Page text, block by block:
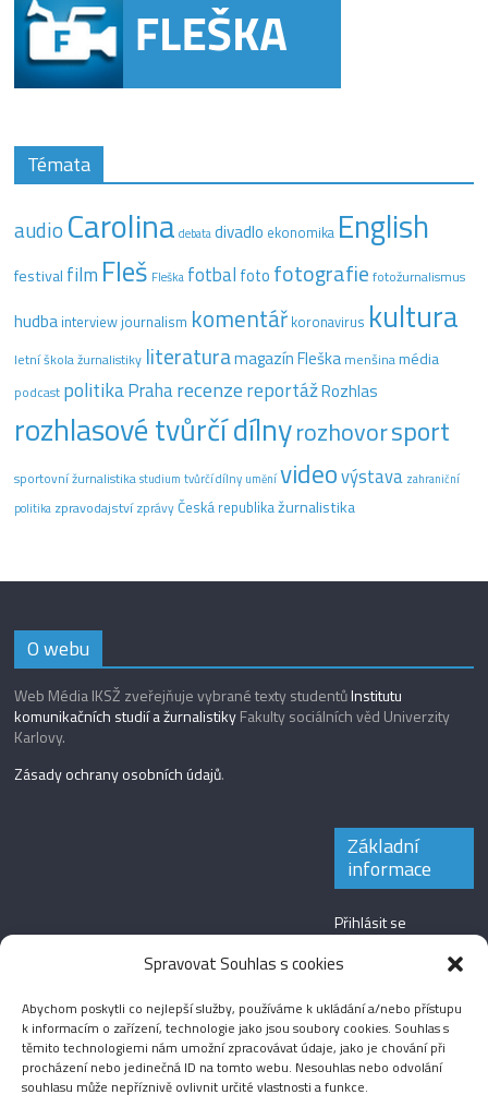
Spravovat Souhlas s cookies
Abychom poskytli co nejlepší služby, používáme k ukládání a/nebo přístupu
k informacím o zařízení, technologie jako jsou soubory cookies. Souhlas s
těmito technologiemi nám umožní zpracovávat údaje, jako je chování při
procházení nebo jedinečná ID na tomto webu. Nesouhlas nebo odvolání
souhlasu může nepříznivě ovlivnit určité vlastnosti a funkce.
Témata
audio Carolina debata divadlo ekonomika English
festival film Fleš Fleška fotbal foto fotografie fotožurnalismus
hudba interview journalism komentář koronavirus kultura
letní škola žurnalistiky literaturamagazín Fleška menšinamédia
podcast politikaPraharecenzereportážRozhlas
rozhlasové tvůrčí dílnyrozhovorsport
sportovní žurnalistika studium tvůrčí dílny uměnívideovýstava zahraniční
politika zpravodajstvízprávyČeská republikažurnalistika
O webu
Web Média IKSŽ zveřejňuje vybrané texty studentůInstitutu
komunikačních studií a žurnalistikyFakulty sociálních věd Univerzity
Karlovy.
Zásady ochrany osobních údajů.
Základní
informace
Přihlásit se
Zdroj kanálů
Kanál komentářů
Česká lokalizace